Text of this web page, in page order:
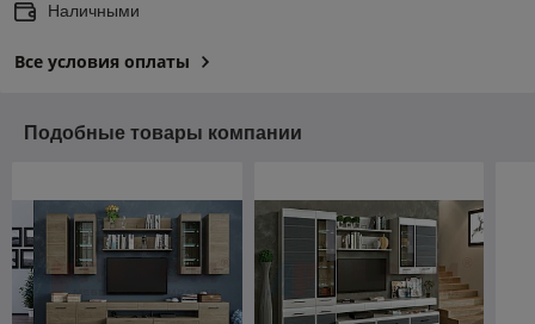
Наличными
Все условия оплаты
Подобные товары компании